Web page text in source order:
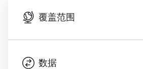
覆盖范围
数据